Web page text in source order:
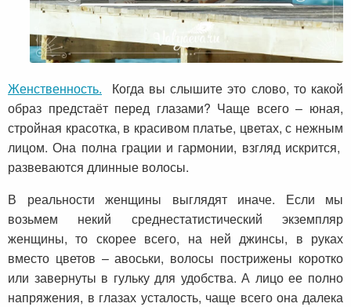
Женственность. Когда вы слышите это слово, то какой
образ предстаёт перед глазами? Чаще всего – юная,
стройная красотка, в красивом платье, цветах, с нежным
лицом. Она полна грации и гармонии, взгляд искрится,
развеваются длинные волосы.
В реальности женщины выглядят иначе. Если мы
возьмем некий среднестатистический экземпляр
женщины, то скорее всего, на ней джинсы, в руках
вместо цветов – авоськи, волосы пострижены коротко
или завернуты в гульку для удобства. А лицо ее полно
напряжения, в глазах усталость, чаще всего она далека